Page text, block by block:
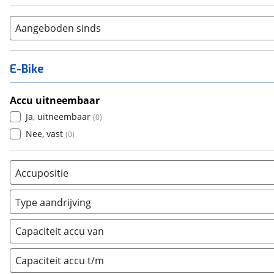
Aangeboden sinds
E-Bike
Accu uitneembaar
Ja, uitneembaar (0)
Nee, vast (0)
Accupositie
Bagagedrager (0)
Frame (0 )
Vloer (0
Achterbank (0)
Kofferbak (0)
Type aandrijving
Achterwiel (0)
Trapas
Voorwiel
Capaciteit accu van
Capaciteit accu t/m